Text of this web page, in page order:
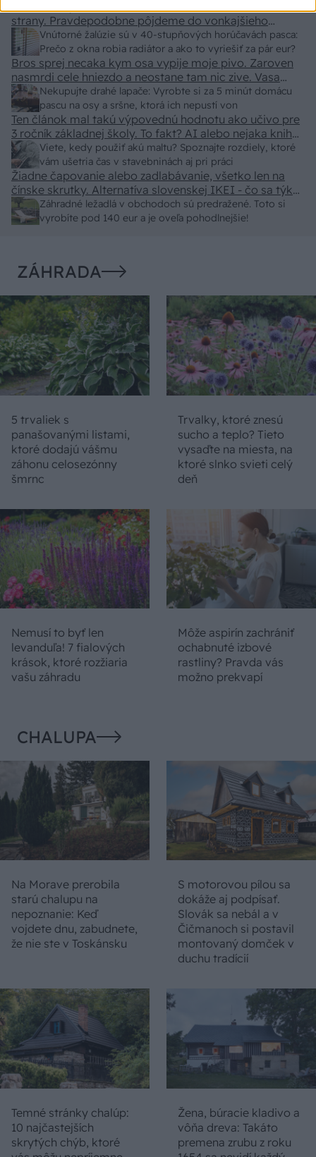
Vnútorné žalúzie sú v 40-stupňových horúčavách pasca:
Prečo z okna robia radiátor a ako to vyriešiť za pár eur?
strany. Pravdepodobne pôjdeme do vonkajšieho
tienenia na spôsob markízy 250x150cm. Čínsky
predajcovia idú okolo 100 eur kus.
Nekupujte drahé lapače: Vyrobte si za 5 minút domácu
pascu na osy a sršne, ktorá ich nepustí von
Bros sprej necaka kym osa vypije moje pivo. Zaroven
nasmrdi cele hniezdo a neostane tam nic zive. Vasa
pasca naucinke moc efektivne. Skor pritiahne slimaky
Viete, kedy použiť akú maltu? Spoznajte rozdiely, ktoré
vám ušetria čas v stavebninách aj pri práci
Ten článok mal takú výpovednú hodnotu ako učivo pre
3 ročník základnej školy. To fakt? AI alebo nejaka kniha
z VŠ? Dnešné rychlotvrdnuce malty - pevnosť 40 Mpa a
doba schnutia tak 15 minut , k tomu vodotesné s
kryštálikou. A rozdiel - schnutie a zretie. Nič?
Záhradné ležadlá v obchodoch sú predražené. Toto si
vyrobíte pod 140 eur a je oveľa pohodlnejšie!
Žiadne čapovanie alebo zadlabávanie, všetko len na
čínske skrutky. Alternatíva slovenskej IKEI - čo sa týka
pevnosti. Autor si nedal veľa námahy s remeselným
spracovaním, škoda. No lepšie než ten odpad z DTD
ZÁHRADA
5 trvaliek s
panašovanými listami,
ktoré dodajú vášmu
záhonu celosezónny
šmrnc
Trvalky, ktoré znesú
sucho a teplo? Tieto
vysaďte na miesta, na
ktoré slnko svieti celý
deň
Nemusí to byť len
levanduľa! 7 fialových
krások, ktoré rozžiaria
vašu záhradu
Môže aspirín zachrániť
ochabnuté izbové
rastliny? Pravda vás
možno prekvapí
CHALUPA
Na Morave prerobila
starú chalupu na
nepoznanie: Keď
vojdete dnu, zabudnete,
že nie ste v Toskánsku
S motorovou pílou sa
dokáže aj podpísať.
Slovák sa nebál a v
Čičmanoch si postavil
montovaný domček v
duchu tradícií
Temné stránky chalúp:
10 najčastejších
skrytých chýb, ktoré
Žena, búracie kladivo a
vôňa dreva: Takáto
premena zrubu z roku